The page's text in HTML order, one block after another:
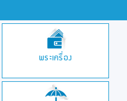
พระเครื่อง